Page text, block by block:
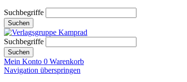
Suchbegriffe
Suchen
Suchbegriffe
Suchen
Mein Konto 0 Warenkorb
Navigation überspringen